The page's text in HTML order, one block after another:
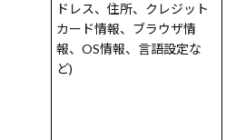
ドレス、住所、クレジット
カード情報、ブラウザ情
報、OS情報、言語設定な
ど)